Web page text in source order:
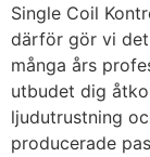
Single Coil
därför gör vi
många års
utbudet dig
ljudutrustning
producerade